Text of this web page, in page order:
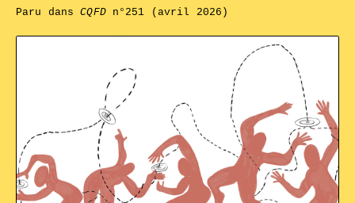
Paru dansCQFDn°251 (avril 2026)